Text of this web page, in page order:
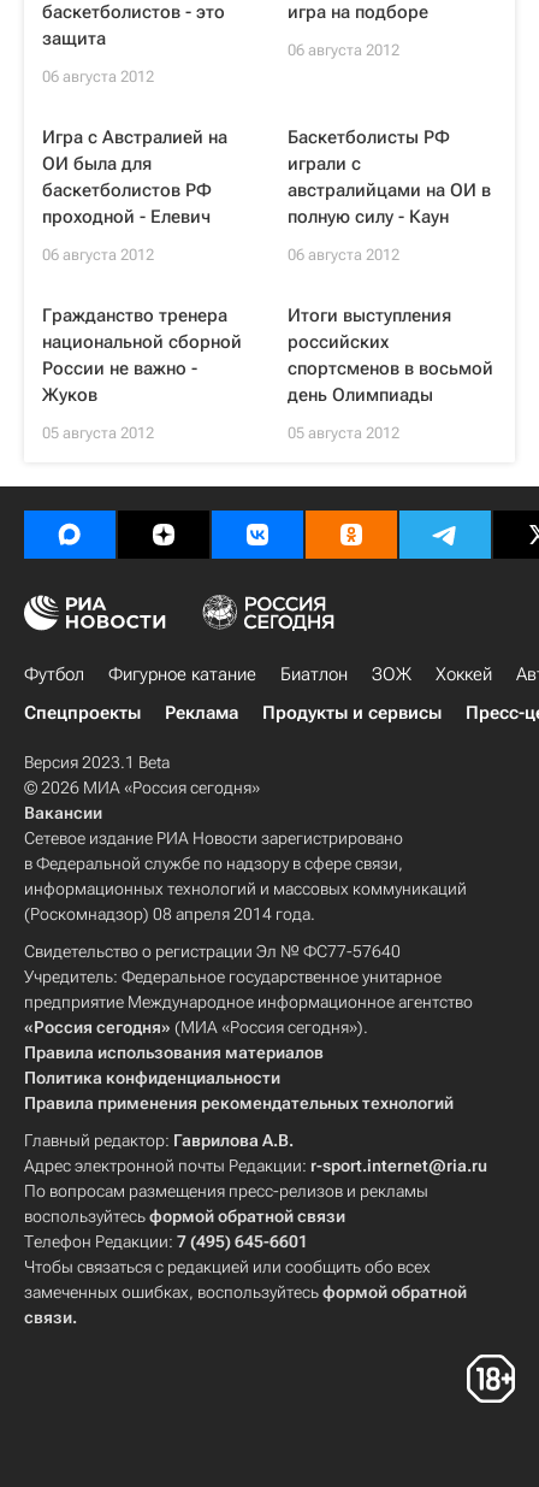
баскетболистов - это
защита
06 августа 2012
игра на подборе
06 августа 2012
Игра с Австралией на
ОИ была для
баскетболистов РФ
проходной - Елевич
06 августа 2012
Баскетболисты РФ
играли с
австралийцами на ОИ в
полную силу - Каун
06 августа 2012
Гражданство тренера
национальной сборной
России не важно -
Жуков
05 августа 2012
Итоги выступления
российских
спортсменов в восьмой
день Олимпиады
05 августа 2012
Футбол Фигурное катание Биатлон ЗОЖ Хоккей
Спецпроекты
Реклама Продукты и сервисы Пресс-
Версия 2023.1 Beta
© 2026 МИА «Россия сегодня»
Вакансии
Сетевое издание РИА Новости зарегистрировано
в Федеральной службе по надзору в сфере связи,
информационных технологий и массовых коммуникаций
(Роскомнадзор) 08 апреля 2014 года.
Свидетельство о регистрации Эл № ФС77-57640
Учредитель: Федеральное государственное унитарное
предприятие Международное информационное агентство
«Россия сегодня» (МИА «Россия сегодня»).
Правила использования материалов
Политика конфиденциальности
Правила применения рекомендательных технологий
Главный редактор: Гаврилова А.В.
Адрес электронной почты Редакции: r-sport.internet@ria.ru
По вопросам размещения пресс-релизов и рекламы
воспользуйтесьформой обратной связи
Телефон Редакции: 7 (495) 645-6601
Чтобы связаться с редакцией или сообщить обо всех
замеченных ошибках, воспользуйтесьформой обратной
связи.